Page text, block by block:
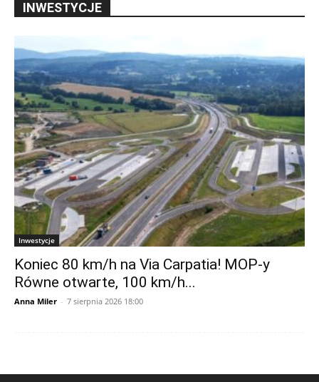
INWESTYCJE
Inwestycje
Koniec 80 km/h na Via Carpatia! MOP-y
Równe otwarte, 100 km/h...
Anna Miler - 7 sierpnia 2026 18:00